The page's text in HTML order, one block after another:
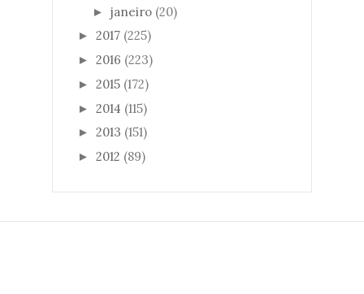
► janeiro (20)
► 2017 (225)
► 2016 (223)
► 2015 (172)
► 2014 (115)
► 2013 (151)
► 2012 (89)